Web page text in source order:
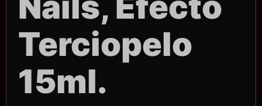
Terciopelo
15ml.